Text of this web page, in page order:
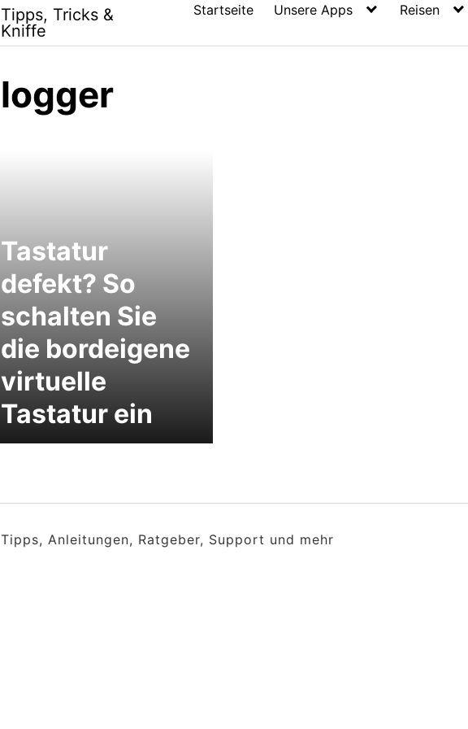
Tipps, Tricks &
Kniffe
Startseite Unsere Apps Reisen
logger
Tastatur
defekt? So
schalten Sie
die bordeigene
virtuelle
Tastatur ein
Tipps, Anleitungen, Ratgeber, Support und mehr